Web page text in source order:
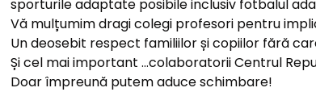
sporturile adaptate posibile inclusiv fotbalul
Vă mulțumim dragi colegi profesori pentru
Un deosebit respect familiilor și copiilor fără
Și cel mai important …colaboratorii Centrul
Doar împreună putem aduce schimbare!